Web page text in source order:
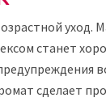
уход.
станет
сделает